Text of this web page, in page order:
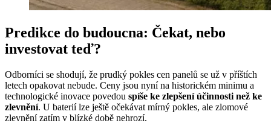
Predikce do budoucna: Čekat, nebo
investovat teď?
Odborníci se shodují, že prudký pokles cen panelů se už v příštích
letech opakovat nebude. Ceny jsou nyní na historickém minimu a
technologické inovace povedou spíše ke zlepšení účinnosti než ke
zlevnění. U baterií lze ještě očekávat mírný pokles, ale zlomové
zlevnění zatím v blízké době nehrozí.